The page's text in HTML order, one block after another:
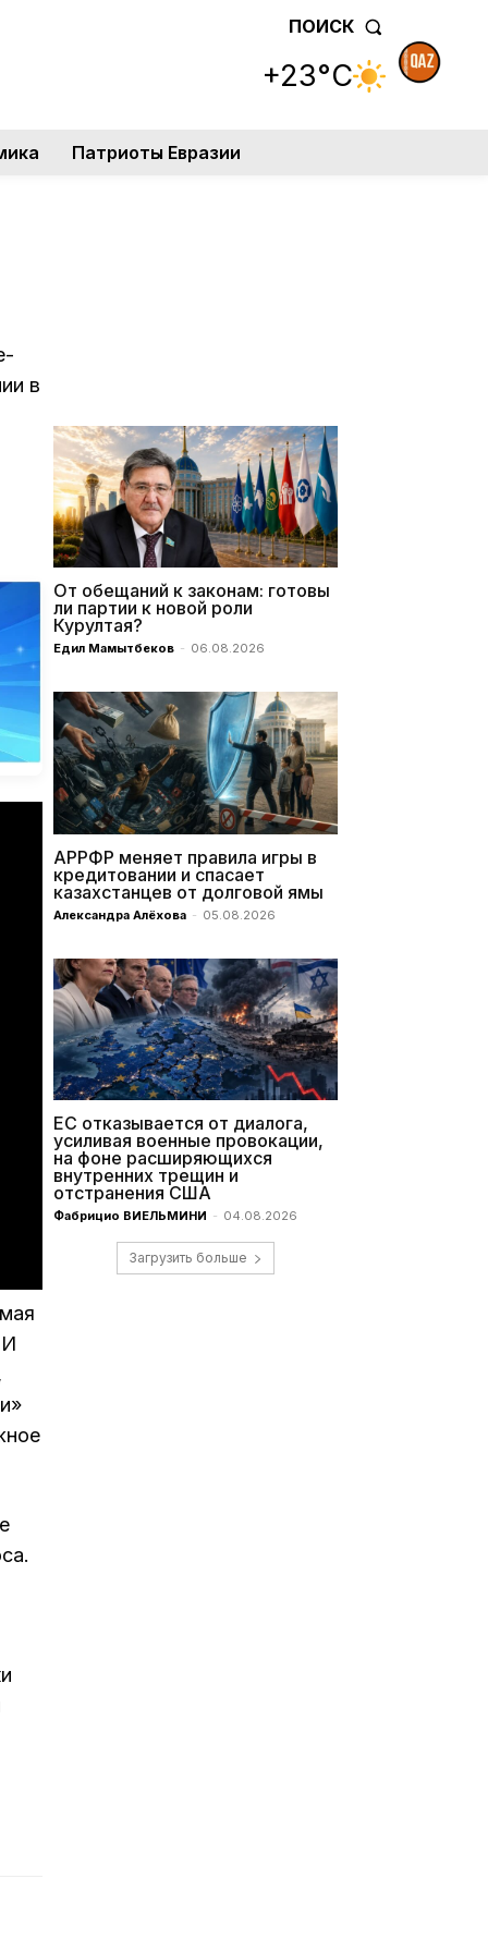
ПОИСК
+23°C
Патриоты Евразии
в
И
От обещаний к законам: готовы
ли партии к новой роли
Курултая?
Едил Мамытбеков - 06.08.2026
АРРФР меняет правила игры в
кредитовании и спасает
казахстанцев от долговой ямы
Александра Алёхова - 05.08.2026
ЕС отказывается от диалога,
усиливая военные провокации,
на фоне расширяющихся
внутренних трещин и
отстранения США
Фабрицио ВИЕЛЬМИНИ - 04.08.2026
Загрузить больше